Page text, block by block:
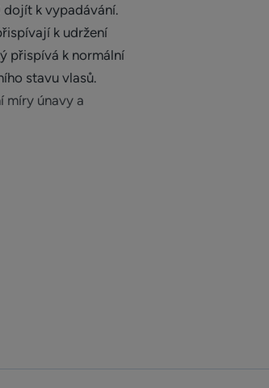
k vypadávání.
k udržení
přispívá k normální
stavu vlasů.
míry únavy a
Mohou jej